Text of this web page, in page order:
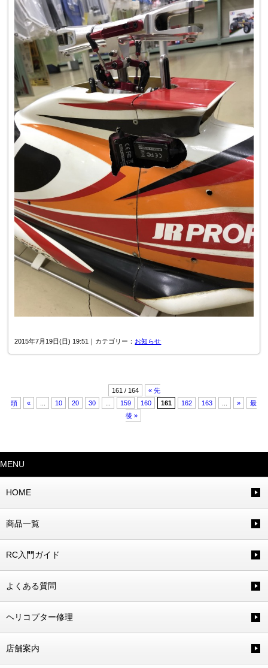
2015年7月19日(日) 19:51｜カテゴリー： お知らせ
161 / 164
« 先
頭
« 10 20 30 159 160 161 162 163 »
最
後 »
MENU
HOME
商品一覧
RC入門ガイド
よくある質問
ヘリコプター修理
店舗案内